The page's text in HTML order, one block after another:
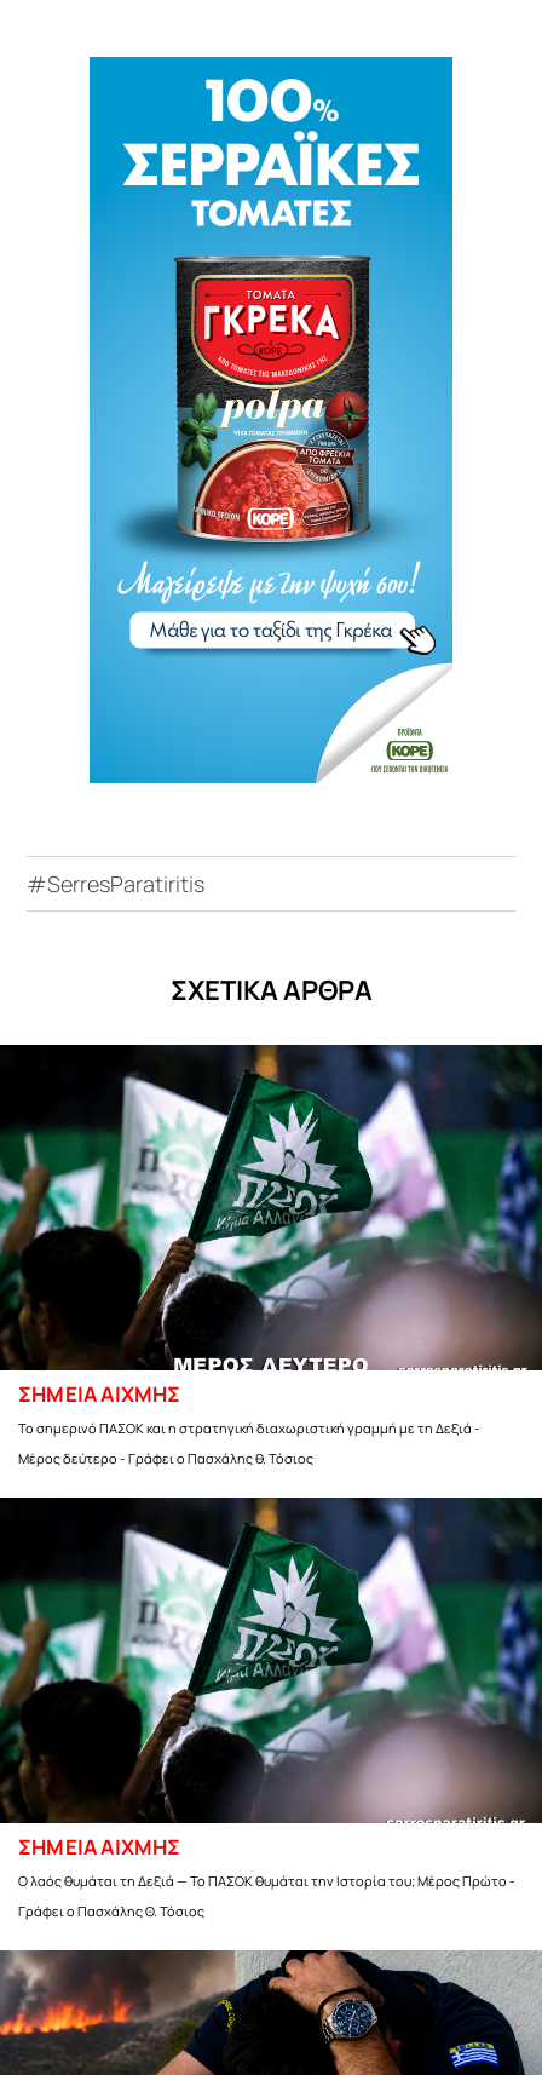
#SerresParatiritis
ΣΧΕΤΙΚΑ ΑΡΘΡΑ
ΣΗΜΕΙΑ ΑΙΧΜΗΣ
Το σημερινό ΠΑΣΟΚ και η στρατηγική διαχωριστική γραμμή με τη Δεξιά -
Μέρος δεύτερο - Γράφει ο Πασχάλης θ. Τόσιος
ΣΗΜΕΙΑ ΑΙΧΜΗΣ
Ο λαός θυμάται τη Δεξιά — Το ΠΑΣΟΚ θυμάται την Ιστορία του; Μέρος Πρώτο -
Γράφει ο Πασχάλης Θ. Τόσιος